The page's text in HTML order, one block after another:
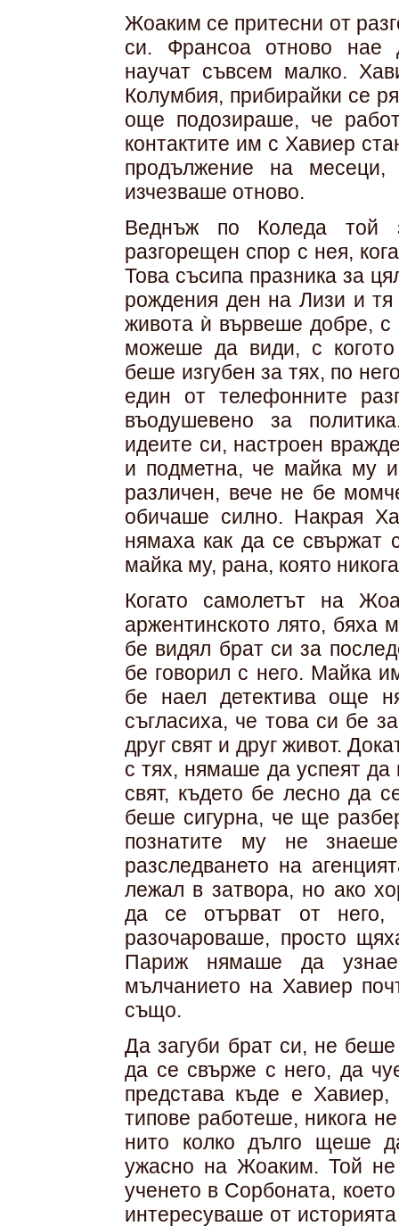
Жоаким се притесни от
си. Франсоа отново нае
научат съвсем малко.
Колумбия, прибирайки се
още подозираше, че
контактите им с Хавиер
продължение на месеци,
изчезваше отново.
Веднъж по Коледа той
разгорещен спор с нея,
Това съсипа празника за
рождения ден на Лизи и
живота ѝ вървеше добре, с
можеше да види, с
беше изгубен за тях, по
един от телефонните
въодушевено за
идеите си, настроен
и подметна, че майка му
различен, вече не бе
обичаше силно. Накрая
нямаха как да се свържат
майка му, рана, която
Когато самолетът на
аржентинското лято, бяха
бе видял брат си за
бе говорил с него. Майка
бе наел детектива още
съгласиха, че това си бе
друг свят и друг живот.
с тях, нямаше да успеят
свят, където бе лесно да
беше сигурна, че ще
познатите му не
разследването на
лежал в затвора, но ако
да се отърват от
разочароваше, просто
Париж нямаше да
мълчанието на Хавиер
също.
Да загуби брат си, не
да се свърже с него, да
представа къде е
типове работеше, никога
нито колко дълго щеше
ужасно на Жоаким. Той
ученето в Сорбоната,
интересуваше от